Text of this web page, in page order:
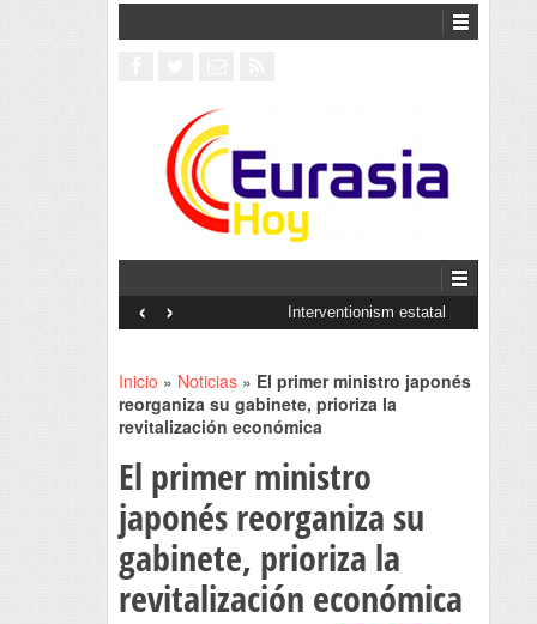
Interventionism estatal
‹ ›
Inicio » Noticias» El primer ministro japonés
reorganiza su gabinete, prioriza la
revitalización económica
El primer ministro
japonés reorganiza su
gabinete, prioriza la
revitalización económica